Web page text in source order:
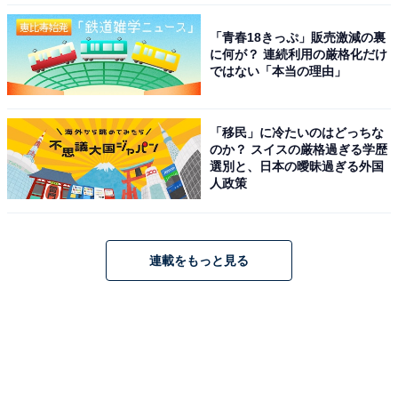
「青春18きっぷ」販売激減の裏
に何が？ 連続利用の厳格化だけ
ではない「本当の理由」
「移民」に冷たいのはどっちな
のか？ スイスの厳格過ぎる学歴
選別と、日本の曖昧過ぎる外国
人政策
連載をもっと見る